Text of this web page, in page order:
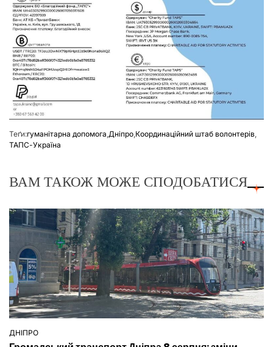
Теґи:гуманітарна допомога Дніпро Координаційний штаб волонтерів
ТАПС-Україна
ВАМ ТАКОЖ МОЖЕ СПОДОБАТИСЯ
ОПУБЛІКУВАТИ
ДНІПРО